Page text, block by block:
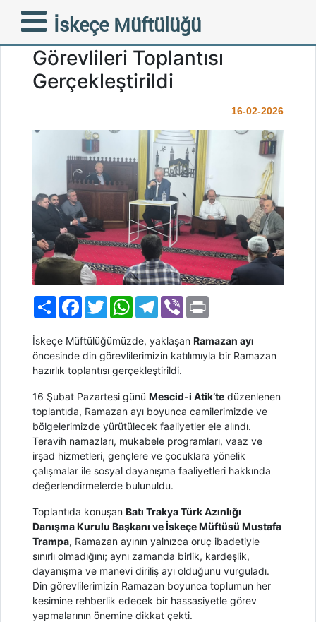
İskeçe Müftülüğü
İskeçe Müftülüğümüzde
Ramazan Öncesi Din
Görevlileri Toplantısı
Gerçekleştirildi
16-02-2026
PaylaşFacebook
TwitterWhatsAppTelegram
Viber
İskeçe Müftülüğümüzde, yaklaşan Ramazan ayı
öncesinde din görevlilerimizin katılımıyla bir Ramazan
hazırlık toplantısı gerçekleştirildi.
16 Şubat Pazartesi günü Mescid-i Atik’te düzenlenen
toplantıda, Ramazan ayı boyunca camilerimizde ve
bölgelerimizde yürütülecek faaliyetler ele alındı.
Teravih namazları, mukabele programları, vaaz ve
irşad hizmetleri, gençlere ve çocuklara yönelik
çalışmalar ile sosyal dayanışma faaliyetleri hakkında
değerlendirmelerde bulunuldu.
Toplantıda konuşan Batı Trakya Türk Azınlığı
Danışma Kurulu Başkanı ve İskeçe Müftüsü Mustafa
Trampa, Ramazan ayının yalnızca oruç ibadetiyle
sınırlı olmadığını; aynı zamanda birlik, kardeşlik,
dayanışma ve manevi diriliş ayı olduğunu vurguladı.
Din görevlilerimizin Ramazan boyunca toplumun her
kesimine rehberlik edecek bir hassasiyetle görev
yapmalarının önemine dikkat çekti.